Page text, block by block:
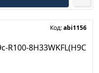
Код:abi1156